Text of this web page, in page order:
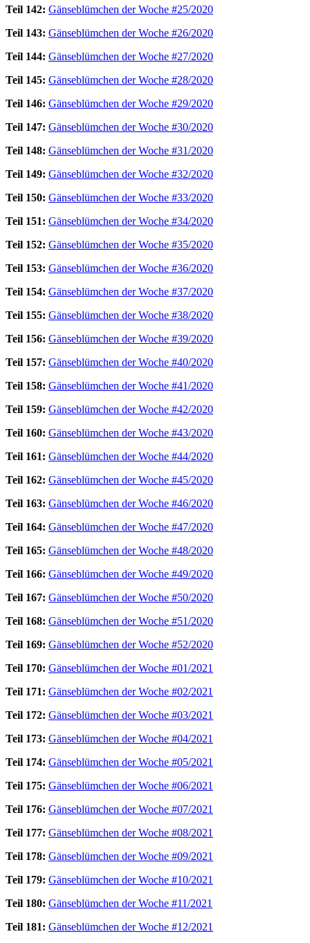
Teil 142: Gänseblümchen der Woche #25/2020
Teil 143: Gänseblümchen der Woche #26/2020
Teil 144: Gänseblümchen der Woche #27/2020
Teil 145: Gänseblümchen der Woche #28/2020
Teil 146: Gänseblümchen der Woche #29/2020
Teil 147: Gänseblümchen der Woche #30/2020
Teil 148: Gänseblümchen der Woche #31/2020
Teil 149: Gänseblümchen der Woche #32/2020
Teil 150: Gänseblümchen der Woche #33/2020
Teil 151: Gänseblümchen der Woche #34/2020
Teil 152: Gänseblümchen der Woche #35/2020
Teil 153: Gänseblümchen der Woche #36/2020
Teil 154: Gänseblümchen der Woche #37/2020
Teil 155: Gänseblümchen der Woche #38/2020
Teil 156: Gänseblümchen der Woche #39/2020
Teil 157: Gänseblümchen der Woche #40/2020
Teil 158: Gänseblümchen der Woche #41/2020
Teil 159: Gänseblümchen der Woche #42/2020
Teil 160: Gänseblümchen der Woche #43/2020
Teil 161: Gänseblümchen der Woche #44/2020
Teil 162: Gänseblümchen der Woche #45/2020
Teil 163: Gänseblümchen der Woche #46/2020
Teil 164: Gänseblümchen der Woche #47/2020
Teil 165: Gänseblümchen der Woche #48/2020
Teil 166: Gänseblümchen der Woche #49/2020
Teil 167: Gänseblümchen der Woche #50/2020
Teil 168: Gänseblümchen der Woche #51/2020
Teil 169: Gänseblümchen der Woche #52/2020
Teil 170: Gänseblümchen der Woche #01/2021
Teil 171: Gänseblümchen der Woche #02/2021
Teil 172: Gänseblümchen der Woche #03/2021
Teil 173: Gänseblümchen der Woche #04/2021
Teil 174: Gänseblümchen der Woche #05/2021
Teil 175: Gänseblümchen der Woche #06/2021
Teil 176: Gänseblümchen der Woche #07/2021
Teil 177: Gänseblümchen der Woche #08/2021
Teil 178: Gänseblümchen der Woche #09/2021
Teil 179: Gänseblümchen der Woche #10/2021
Teil 180: Gänseblümchen der Woche #11/2021
Teil 181: Gänseblümchen der Woche #12/2021